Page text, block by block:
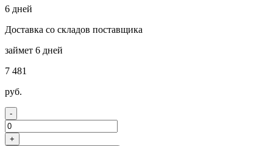
6 дней
Доставка со складов поставщика
займет 6 дней
7 481
руб.
-
+